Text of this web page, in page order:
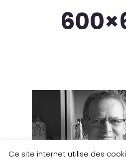
Ce site internet utilise des